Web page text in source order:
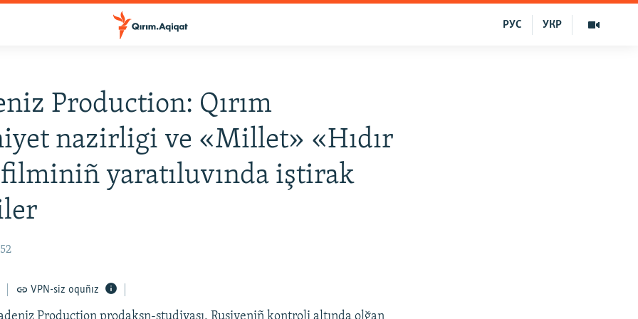
УКР
РУС
Production: Qırım
nazirligi ve «Millet» «Hıdır
yaratıluvında iştirak
VPN-siz oquñız